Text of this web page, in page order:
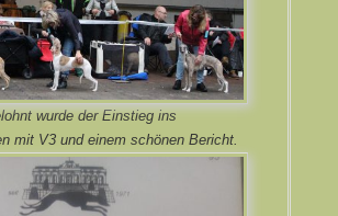
wurde der Einstieg ins
mit V3 und einem schönen Bericht.